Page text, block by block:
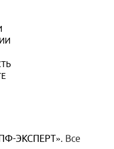
ЭКСПЕРТ». Все